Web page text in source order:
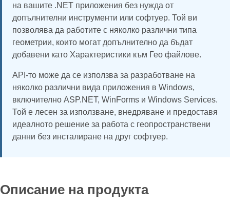
на вашите .NET приложения без нужда от
допълнителни инструменти или софтуер. Той ви
позволява да работите с няколко различни типа
геометрии, които могат допълнително да бъдат
добавени като Характеристики към Гео файлове.
API-то може да се използва за разработване на
няколко различни вида приложения в Windows,
включително ASP.NET, WinForms и Windows Services.
Той е лесен за използване, внедряване и предоставя
идеалното решение за работа с геопространствени
данни без инсталиране на друг софтуер.
Описание на продукта